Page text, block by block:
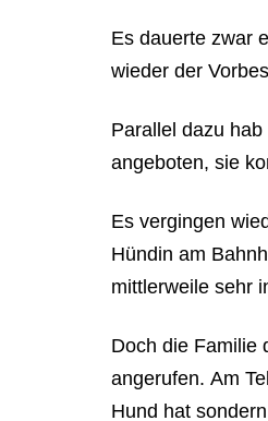
Es dauerte zwar
wieder der
Parallel dazu
angeboten, sie
Es vergingen
Hündin am
mittlerweile sehr
Doch die Familie
angerufen. Am
Hund hat